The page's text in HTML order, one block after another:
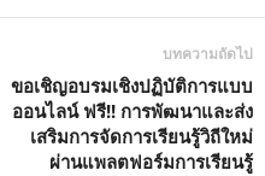
บทความถัดไป
ขอเชิญอบรมเชิงปฏิบัติการแบบ
ออนไลน์ ฟรี!! การพัฒนาและส่ง
เสริมการจัดการเรียนรู้วิถีใหม่
ผ่านแพลตฟอร์มการเรียนรู้